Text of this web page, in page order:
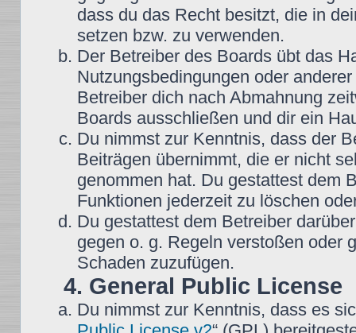
dass du das Recht besitzt, die in
setzen bzw. zu verwenden.
Der Betreiber des Boards übt das
Nutzungsbedingungen oder
Betreiber dich nach Abmahnung
Boards ausschließen und dir ein
Du nimmst zur Kenntnis, dass der
Beiträgen übernimmt, die er nicht
genommen hat. Du gestattest dem
Funktionen jederzeit zu löschen
Du gestattest dem Betreiber
gegen o. g. Regeln verstoßen oder
Schaden zuzufügen.
4. General Public License
Du nimmst zur Kenntnis, dass es